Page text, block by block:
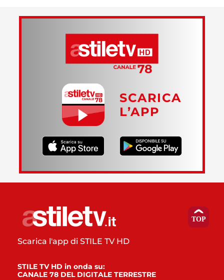
SCARICA
L’APP
Scarica l'app di STILE TV HD
STILE TV HD in onda su:
CANALE 78 DEL DIGITALE TERRESTRE